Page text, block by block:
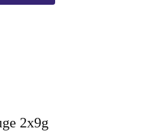
2x9g